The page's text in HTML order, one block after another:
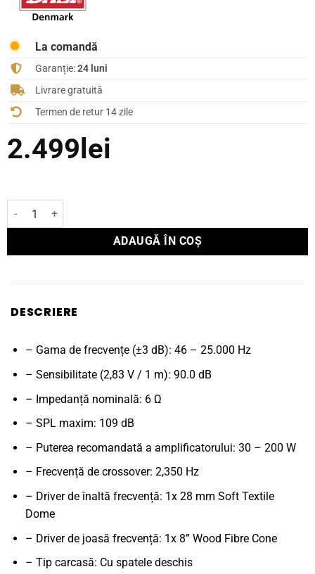
La comandă
Garanție:24 luni
Livrare gratuită
Termen de retur 14 zile
2.499 lei
Cantitate Boxă InWall Dali PHANTOM H-80 R
ADAUGĂ ÎN COȘ
DESCRIERE
– Gama de frecvențe (±3 dB): 46 – 25.000 Hz
– Sensibilitate (2,83 V / 1 m): 90.0 dB
– Impedanță nominală: 6 Ω
– SPL maxim: 109 dB
– Puterea recomandată a amplificatorului: 30 – 200 W
– Frecvență de crossover: 2,350 Hz
– Driver de înaltă frecvență: 1x 28 mm Soft Textile
Dome
– Driver de joasă frecvență: 1x 8” Wood Fibre Cone
– Tip carcasă: Cu spatele deschis